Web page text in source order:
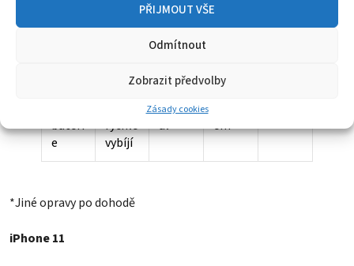
PŘIJMOUT VŠE
Odmítnout
Zobrazit předvolby
Zásady cookies
ál
em
bateri
e
rychle
vybíjí
Origin
ál
em
*Jiné opravy po dohodě
iPhone 11